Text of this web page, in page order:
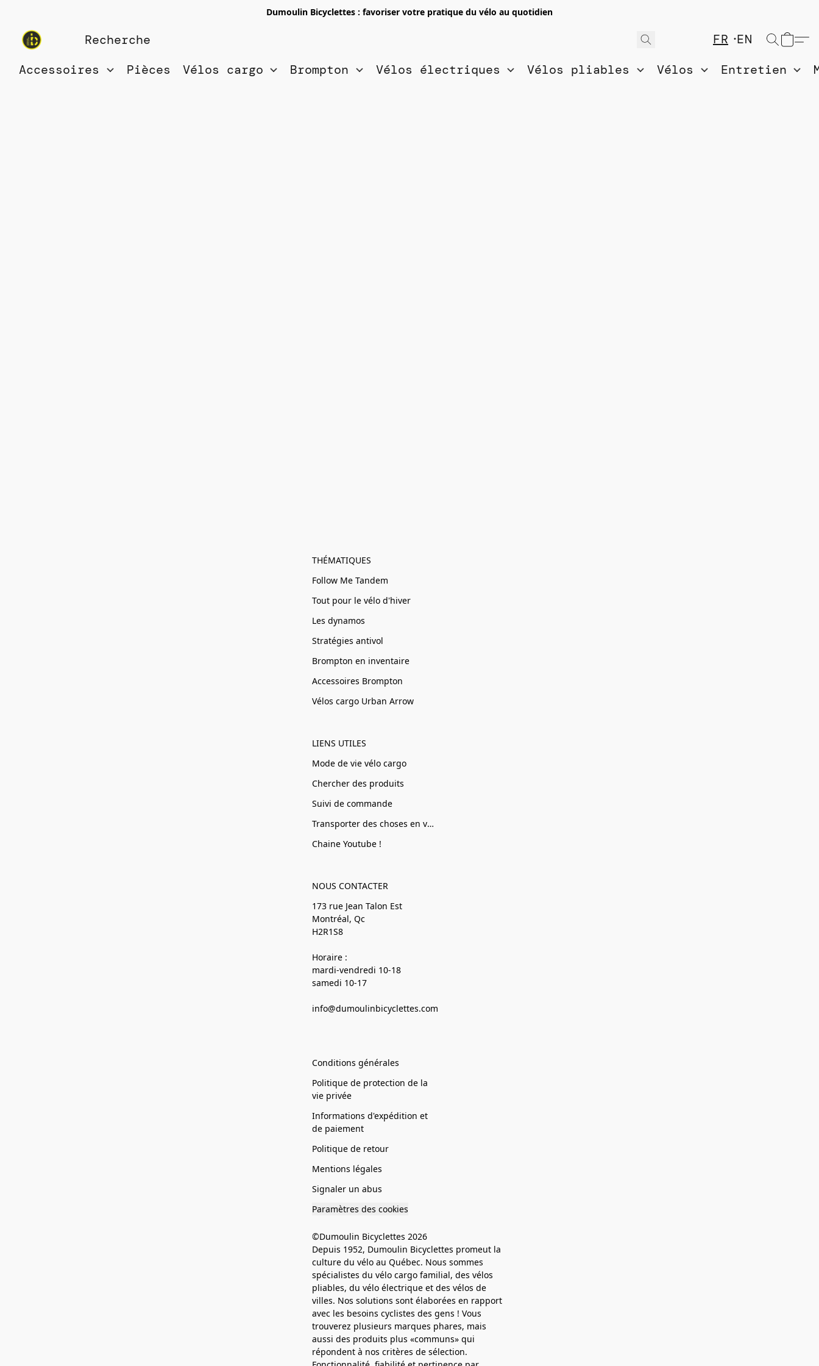
Dumoulin Bicyclettes : favoriser votre pratique du vélo au quotidien
FR
EN
Accessoires
Pièces Vélos cargo Brompton Vélos électriques Vélos pliables Vélos Entretien
THÉMATIQUES
Follow Me Tandem
Tout pour le vélo d'hiver
Les dynamos
Stratégies antivol
Brompton en inventaire
Accessoires Brompton
Vélos cargo Urban Arrow
LIENS UTILES
Mode de vie vélo cargo
Chercher des produits
Suivi de commande
Transporter des choses en vélo
Chaine Youtube !
NOUS CONTACTER
173 rue Jean Talon Est
Montréal, Qc
H2R1S8
Horaire :
mardi-vendredi 10-18
samedi 10-17
info@dumoulinbicyclettes.com
Conditions générales
Politique de protection de la
vie privée
Informations d'expédition et
de paiement
Politique de retour
Mentions légales
Signaler un abus
Paramètres des cookies
©Dumoulin Bicyclettes 2026
Depuis 1952, Dumoulin Bicyclettes promeut la
culture du vélo au Québec. Nous sommes
spécialistes du vélo cargo familial, des vélos
pliables, du vélo électrique et des vélos de
villes. Nos solutions sont élaborées en rapport
avec les besoins cyclistes des gens ! Vous
trouverez plusieurs marques phares, mais
aussi des produits plus «communs» qui
répondent à nos critères de sélection.